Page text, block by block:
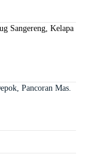
Sangereng, Kelapa
Pancoran Mas.